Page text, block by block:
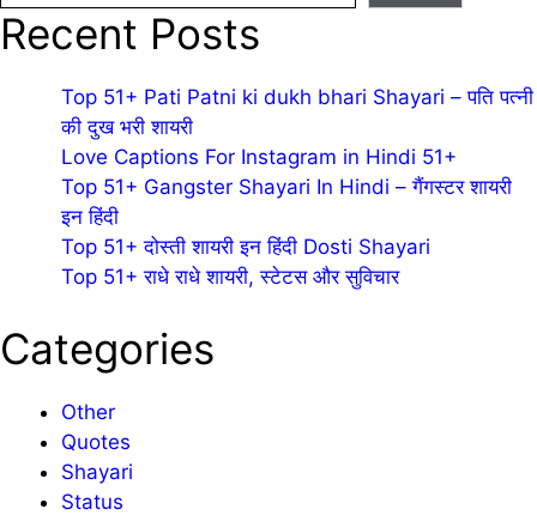
Recent Posts
Top 51+ Pati Patni ki dukh bhari Shayari – पति पत्नी
की दुख भरी शायरी
Love Captions For Instagram in Hindi 51+
Top 51+ Gangster Shayari In Hindi – गैंगस्टर शायरी
इन हिंदी
Top 51+ दोस्ती शायरी इन हिंदी Dosti Shayari
Top 51+ राधे राधे शायरी, स्टेटस और सुविचार
Categories
Other
Quotes
Shayari
Status